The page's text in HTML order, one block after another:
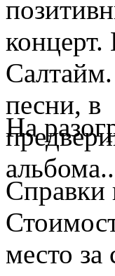
На
Справки
место за